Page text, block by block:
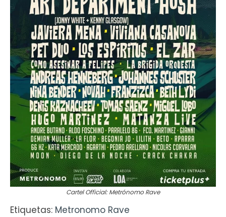
Cartel Official: Metrónomo Rave
Etiquetas: Metronomo Rave